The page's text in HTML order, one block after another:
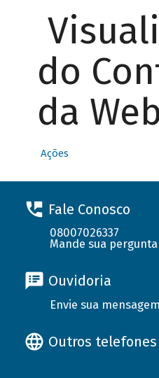
do
da
Ações
Fale Conosco
08007026337
Mande sua pergunta
Ouvidoria
Envie sua mensagem
Outros